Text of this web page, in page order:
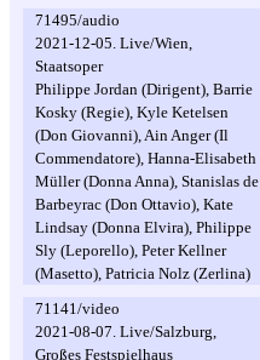
71495/audio
2021-12-05. Live/Wien,
Staatsoper
Philippe Jordan (Dirigent), Barrie
Kosky (Regie), Kyle Ketelsen
(Don Giovanni), Ain Anger (Il
Commendatore), Hanna-Elisabeth
Müller (Donna Anna), Stanislas de
Barbeyrac (Don Ottavio), Kate
Lindsay (Donna Elvira), Philippe
Sly (Leporello), Peter Kellner
(Masetto), Patricia Nolz (Zerlina)
71141/video
2021-08-07. Live/Salzburg,
Großes Festspielhaus